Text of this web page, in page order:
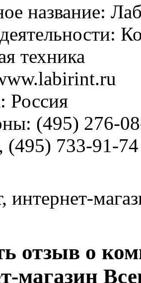
название:
техника
Россия
(495) 276-
(495) 733-91-74
интернет-
отзыв о
магазин